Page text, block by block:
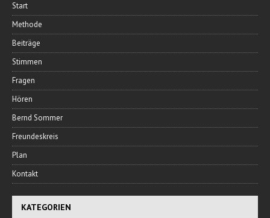
Start
Methode
Beiträge
Stimmen
Fragen
Hören
Bernd Sommer
Freundeskreis
Plan
Kontakt
KATEGORIEN